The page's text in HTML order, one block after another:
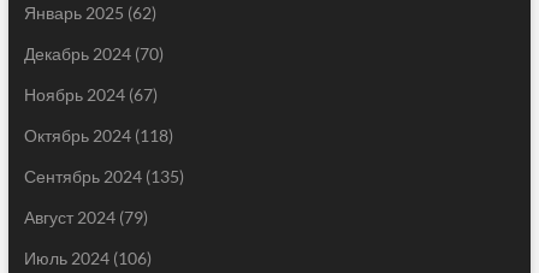
Январь 2025 (62)
Декабрь 2024(70)
Ноябрь 2024(67)
Октябрь 2024(118)
Сентябрь 2024(135)
Август 2024(79)
Июль 2024(106)